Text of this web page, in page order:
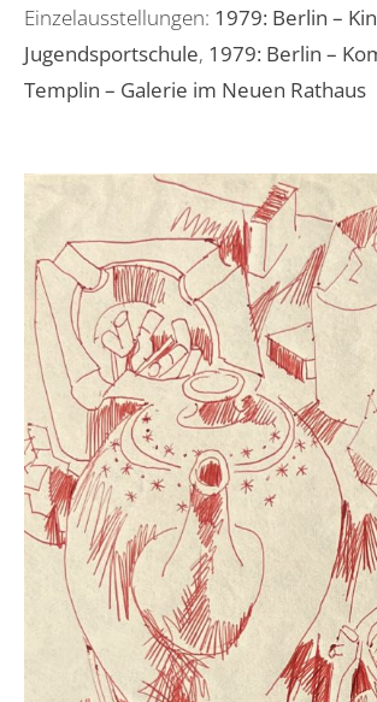
Einzelausstellungen: 1979: Berlin –
Jugendsportschule, 1979: Berlin –
Templin – Galerie im Neuen Rathaus